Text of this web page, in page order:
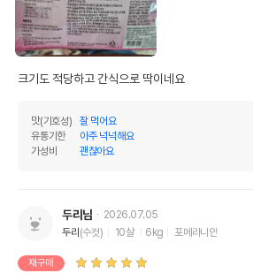
크기도 적당하고 간식으로 딱이네요
맛(기호성)
잘 먹어요
유통기한
아주 넉넉해요
가성비
괜찮아요
두리님
2026.07.05
두리 (수컷) 10살 6kg 포메라니안
재구매